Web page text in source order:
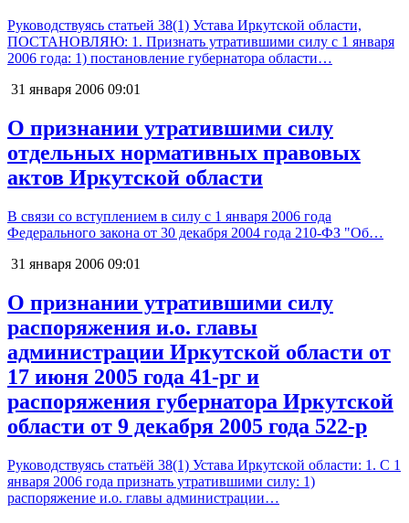
Руководствуясь статьей 38(1) Устава Иркутской области,
ПОСТАНОВЛЯЮ: 1. Признать утратившими силу с 1 января
2006 года: 1) постановление губернатора области…
31 января 2006 09:01
О признании утратившими силу
отдельных нормативных правовых
актов Иркутской области
В связи со вступлением в силу с 1 января 2006 года
Федерального закона от 30 декабря 2004 года 210-ФЗ "Об…
31 января 2006 09:01
О признании утратившими силу
распоряжения и.о. главы
администрации Иркутской области от
17 июня 2005 года 41-рг и
распоряжения губернатора Иркутской
области от 9 декабря 2005 года 522-р
Руководствуясь статьёй 38(1) Устава Иркутской области: 1. С 1
января 2006 года признать утратившими силу: 1)
распоряжение и.о. главы администрации…